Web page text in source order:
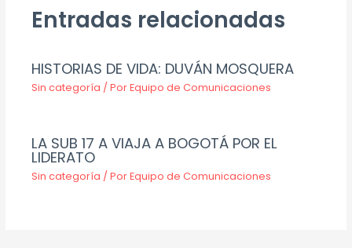
Entradas relacionadas
HISTORIAS DE VIDA: DUVÁN MOSQUERA
Sin categoría / PorEquipo de Comunicaciones
LA SUB 17 A VIAJA A BOGOTÁ POR EL
LIDERATO
Sin categoría / PorEquipo de Comunicaciones